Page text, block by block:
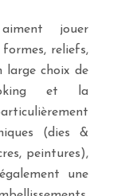
jouer
formes, reliefs,
large choix de
et la
(dies &
peintures),
une